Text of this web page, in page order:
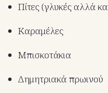
Πίτες (γλυκές αλλά
Καραμέλες
Μπισκοτάκια
Δημητριακά πρωινού